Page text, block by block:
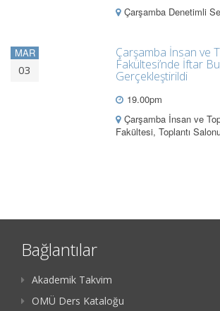
Çarşamba Denetimli
MAR
03
Çarşamba İnsan ve
Fakültesi’nde İftar
Gerçekleştirildi
19.00pm
Çarşamba İnsan ve
Fakültesi, Toplantı
Bağlantılar
Akademik Takvim
OMÜ Ders Kataloğu